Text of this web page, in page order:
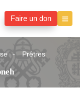
Faire un don
Prêtres